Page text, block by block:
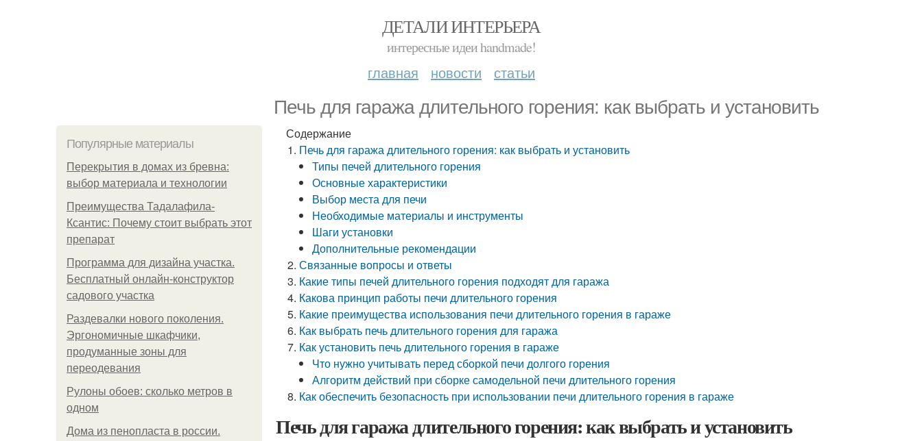
ДЕТАЛИ ИНТЕРЬЕРА
интересные идеи handmade!
главная новости статьи
Печь для гаража длительного горения: как выбрать и установить
Популярные материалы
Перекрытия в домах из бревна:
выбор материала и технологии
Преимущества Тадалафила-
Ксантис: Почему стоит выбрать этот
препарат
Программа для дизайна участка.
Бесплатный онлайн-конструктор
садового участка
Раздевалки нового поколения.
Эргономичные шкафчики,
продуманные зоны для
переодевания
Рулоны обоев: сколько метров в
одном
Дома из пенопласта в россии.
Содержание
Печь для гаража длительного горения: как выбрать и установить
Типы печей длительного горения
Основные характеристики
Выбор места для печи
Необходимые материалы и инструменты
Шаги установки
Дополнительные рекомендации
Связанные вопросы и ответы
Какие типы печей длительного горения подходят для гаража
Какова принцип работы печи длительного горения
Какие преимущества использования печи длительного горения в гараже
Как выбрать печь длительного горения для гаража
Как установить печь длительного горения в гараже
Что нужно учитывать перед сборкой печи долгого горения
Алгоритм действий при сборке самодельной печи длительного горения
Как обеспечить безопасность при использовании печи длительного горения в гараже
Печь для гаража длительного горения: как выбрать и установить